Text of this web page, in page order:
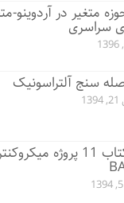
متغیر در آردوینو-
سراسری
سنج آلتراسونیک